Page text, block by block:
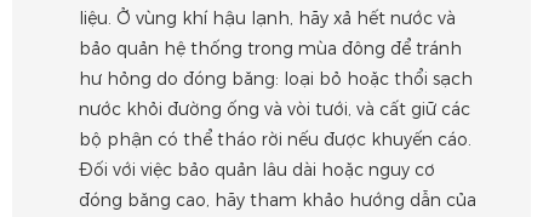
liệu. Ở vùng khí hậu lạnh, hãy xả hết nước và
bảo quản hệ thống trong mùa đông để tránh
hư hỏng do đóng băng: loại bỏ hoặc thổi sạch
nước khỏi đường ống và vòi tưới, và cất giữ các
bộ phận có thể tháo rời nếu được khuyến cáo.
Đối với việc bảo quản lâu dài hoặc nguy cơ
đóng băng cao, hãy tham khảo hướng dẫn của